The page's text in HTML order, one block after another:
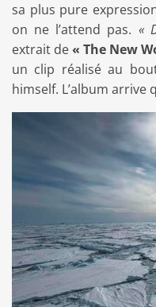
sa plus pure
on ne l’attend pas. «
extrait de« The New
un clip réalisé au
himself. L’album arrive